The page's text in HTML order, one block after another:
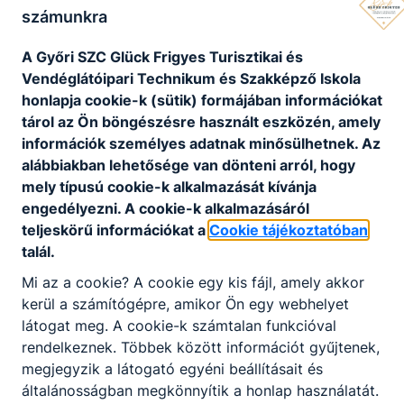
számunkra
A Győri SZC Glück Frigyes Turisztikai és
Vendéglátóipari Technikum és Szakképző Iskola
honlapja cookie-k (sütik) formájában információkat
tárol az Ön böngészésre használt eszközén, amely
információk személyes adatnak minősülhetnek. Az
alábbiakban lehetősége van dönteni arról, hogy
mely típusú cookie-k alkalmazását kívánja
engedélyezni. A cookie-k alkalmazásáról
teljeskörű információkat a Cookie tájékoztatóban
talál.
Mi az a cookie? A cookie egy kis fájl, amely akkor
kerül a számítógépre, amikor Ön egy webhelyet
látogat meg. A cookie-k számtalan funkcióval
rendelkeznek. Többek között információt gyűjtenek,
megjegyzik a látogató egyéni beállításait és
általánosságban megkönnyítik a honlap használatát.